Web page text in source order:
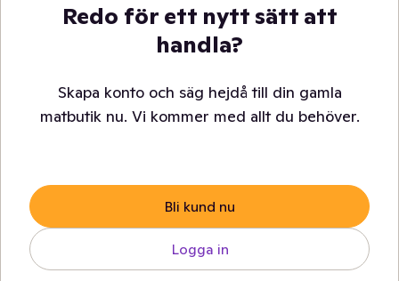
Redo för ett nytt sätt att
handla?
Skapa konto och säg hejdå till din gamla
matbutik nu. Vi kommer med allt du behöver.
Bli kund nu
Logga in